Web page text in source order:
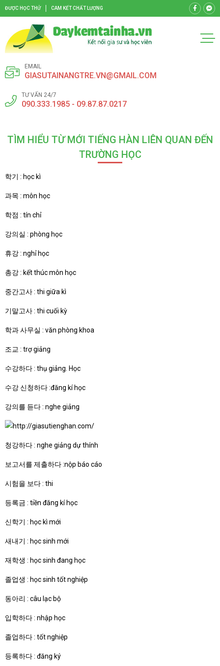
ĐƯỢC HỌC THỬ CAM KẾT CHẤT LƯỢNG
EMAIL
GIASUTAINANGTRE.VN@GMAIL.COM
TƯ VẤN 24/7
090.333.1985 - 09.87.87.0217
TÌM HIỂU TỪ MỚI TIẾNG HÀN LIÊN QUAN ĐẾN
TRƯỜNG HỌC
학기 : học kì
과목 : môn học
학점 : tín chỉ
강의실 : phòng học
휴강 : nghỉ học
총강 : kết thúc môn học
중간고사 : thi giữa kì
기말고사 : thi cuối kỳ
학과 사무실 : văn phòng khoa
조교 : trợ giảng
수강하다 : thụ giảng. Học
수강 신청하다 :đăng kí học
강의를 듣다 : nghe giảng
청강하다 : nghe giảng dự thính
보고서를 제출하다 :nộp báo cáo
시험을 보다 : thi
등록금 : tiền đăng kí học
신학기 : học kì mới
새내기 : học sinh mới
재학생 : học sinh đang học
졸업생 : học sinh tốt nghiệp
동아리 : câu lạc bộ
입학하다 : nhập học
졸업하다 : tốt nghiệp
등록하다 : đăng ký